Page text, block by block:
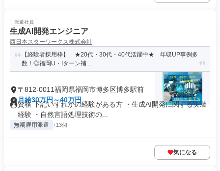
派遣社員
生成AI開発エンジニア
西日本スターワークス株式会社
【経験者採用枠】 ★20代・30代・40代活躍中★ 年収UP事例多
数！◎福岡U・Iターン補...
〒812-0011福岡県福岡市博多区博多駅前
月給30万円～40万円
資格 下記いずれかの経験がある方 ・生成AI開発に関する実装
経験 ・自然言語処理技術の...
無期雇用派遣 +13個
気になる